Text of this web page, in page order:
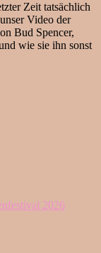
Zeit tatsächlich
Video der
Bud Spencer,
wie sie ihn sonst
2026